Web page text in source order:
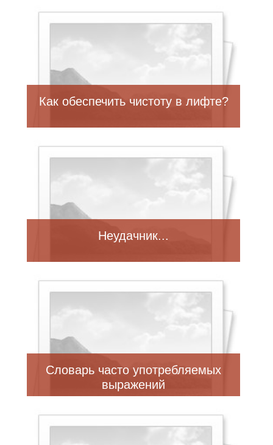
Как обеспечить чистоту в лифте?
Неудачник...
Словарь часто употребляемых
выражений